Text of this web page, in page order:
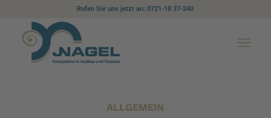
Rufen Sie uns jetzt an: 0721-18 37-240
ALLGEMEIN